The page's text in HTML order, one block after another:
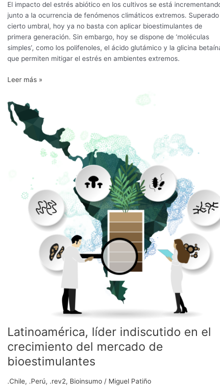
El impacto del estrés abiótico en los cultivos se está
junto a la ocurrencia de fenómenos climáticos extremos. Superado
cierto umbral, hoy ya no basta con aplicar bioestimulantes de
primera generación. Sin embargo, hoy se dispone de ‘moléculas
simples’, como los polifenoles, el ácido glutámico y la glicina
que permiten mitigar el estrés en ambientes extremos.
Leer más »
Latinoamérica, líder indiscutido en el
crecimiento del mercado de
bioestimulantes
.Chile, .Perú, .rev2, Bioinsumo / Miguel Patiño
líder
indiscutido
crecimiento
bioestimulantes